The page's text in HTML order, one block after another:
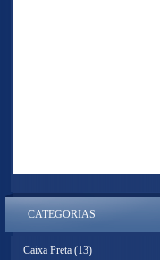
CATEGORIAS
Caixa Preta (13)